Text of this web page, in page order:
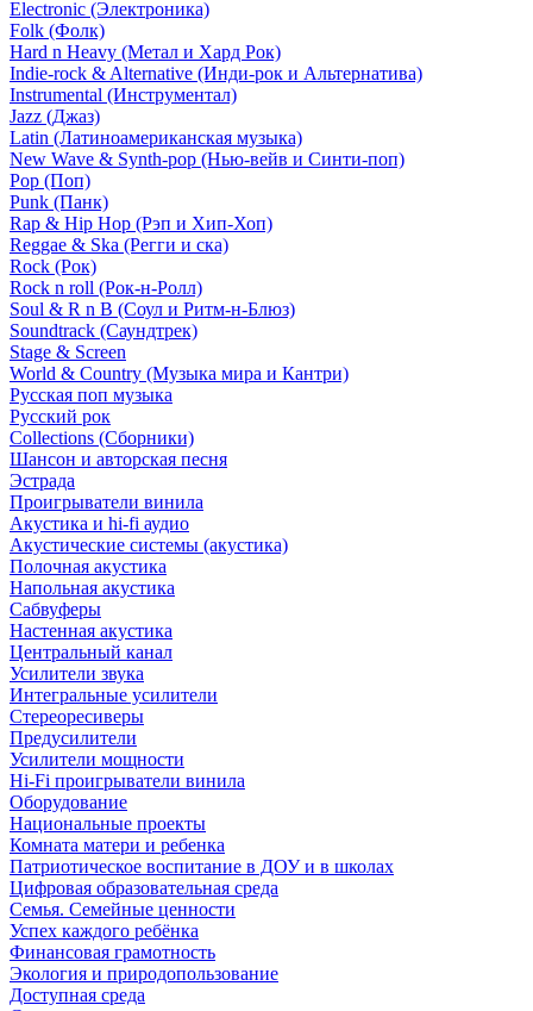
Electronic (Электроника)
Folk (Фолк)
Hard n Heavy (Метал и Хард Рок)
Indie-rock & Alternative (Инди-рок и Альтернатива)
Instrumental (Инструментал)
Jazz (Джаз)
Latin (Латиноамериканская музыка)
New Wave & Synth-pop (Нью-вейв и Синти-поп)
Pop (Поп)
Punk (Панк)
Rap & Hip Hop (Рэп и Хип-Хоп)
Reggae & Ska (Регги и ска)
Rock (Рок)
Rock n roll (Рок-н-Ролл)
Soul & R n B (Соул и Ритм-н-Блюз)
Soundtrack (Саундтрек)
Stage & Screen
World & Country (Музыка мира и Кантри)
Русская поп музыка
Русский рок
Сollections (Сборники)
Шансон и авторская песня
Эстрада
Проигрыватели винила
Акустика и hi-fi аудио
Акустические системы (акустика)
Полочная акустика
Напольная акустика
Сабвуферы
Настенная акустика
Центральный канал
Усилители звука
Интегральные усилители
Стереоресиверы
Предусилители
Усилители мощности
Hi-Fi проигрыватели винила
Оборудование
Национальные проекты
Комната матери и ребенка
Патриотическое воспитание в ДОУ и в школах
Цифровая образовательная среда
Семья. Семейные ценности
Успех каждого ребёнка
Финансовая грамотность
Экология и природопользование
Доступная среда